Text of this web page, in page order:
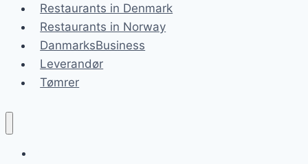
Restaurants in Denmark
Restaurants in Norway
DanmarksBusiness
Leverandør
Tømrer